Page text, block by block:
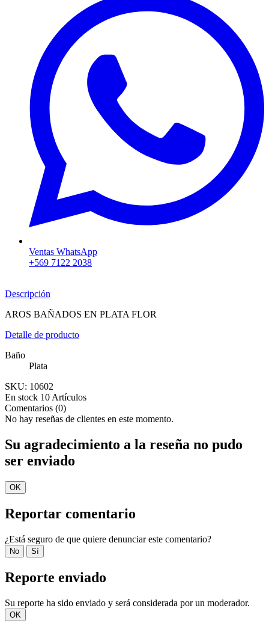
Ventas WhatsApp
+569 7122 2038
Descripción
AROS BAÑADOS EN PLATA FLOR
Detalle de producto
Baño
Plata
SKU: 10602
En stock 10 Artículos
Comentarios (0)
No hay reseñas de clientes en este momento.
Su agradecimiento a la reseña no pudo
ser enviado
OK
Reportar comentario
¿Está seguro de que quiere denunciar este comentario?
No Sí
Reporte enviado
Su reporte ha sido enviado y será considerada por un moderador.
OK